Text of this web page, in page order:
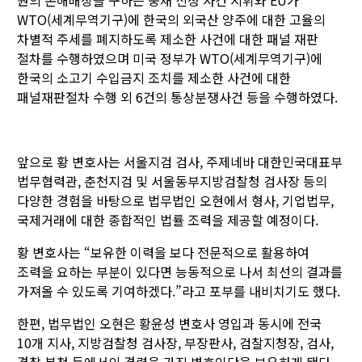
WTO(세계무역기구)에 한국의 외국산 양주에 대한 고율의
차별적 주세를 폐지하도록 제소한 사건에 대한 패널 재판
절차를 수행하였으며 미국 정부가 WTO(세계무역기구)에
한국의 소고기 수입금지 조치를 제소한 사건에 대한
패널재판절차 수행 외 6건의 통상분쟁사건 등을 수행하였다.
앞으로 황 변호사는 서울지검 검사, 주제네바 대한민국대표부
법무협력관, 춘천지검 및 서울동부지방검찰청 검사장 등의
다양한 경험을 바탕으로 법무법인 오현에서 형사, 기업법무,
국제거래에 대한 종합적인 법률 조력을 제공할 예정이다.
황 변호사는 “보유한 이력을 보다 전문적으로 활용하여
조력을 요하는 부분이 있다면 능동적으로 나서 최선의 결과를
가져올 수 있도록 기여하겠다.”라고 포부를 내비치기도 했다.
한편, 법무법인 오현은 황윤성 변호사 영입과 동시에 전국
10개 지사, 지방검찰청 검사장, 부장판사, 검찰지청장, 검사,